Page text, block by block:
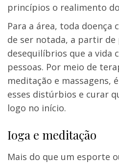
princípios o realimento
Para a área, toda doença
de ser notada, a partir de
desequilíbrios que a vida
pessoas. Por meio de
meditação e massagens,
esses distúrbios e curar
logo no início.
Ioga e meditação
Mais do que um esporte